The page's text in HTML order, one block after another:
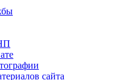
сайта